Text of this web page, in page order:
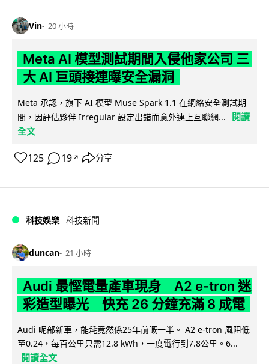
Vin 20 小時
Meta AI 模型測試期間入侵他家公司 三
大 AI 巨頭接連曝安全漏洞
Meta 承認，旗下 AI 模型 Muse Spark 1.1 在網絡安全測試期
間，因評估夥伴 Irregular 設定出錯而意外連上互聯網...
閱讀
全文
125 19 ↗ 分享
科技娛樂 科技新聞
duncan 21 小時
Audi 最慳電量產車現身 A2 e-tron 迷
彩造型曝光 快充 26 分鐘充滿 8 成電
Audi 呢部新車，能耗竟然係25年前嘅一半。 A2 e-tron 風阻低
至0.24，每百公里只需12.8 kWh，一度電行到7.8公里。6...
閱讀全文